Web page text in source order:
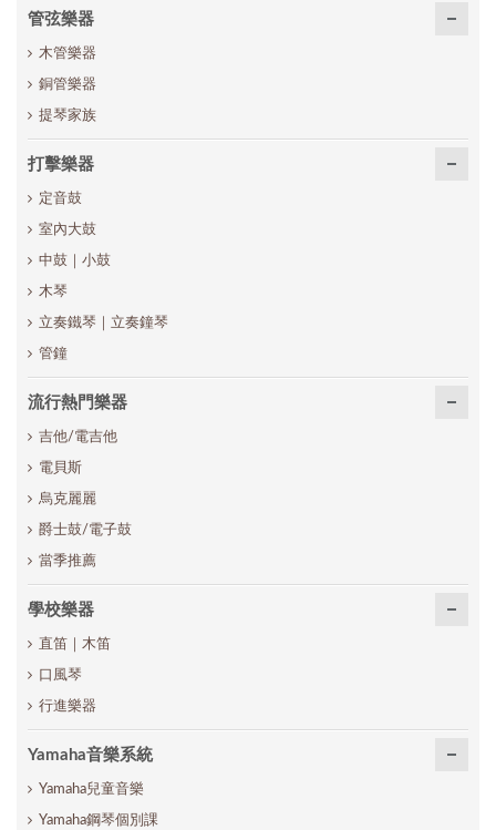
管弦樂器
木管樂器
銅管樂器
提琴家族
打擊樂器
定音鼓
室內大鼓
中鼓｜小鼓
木琴
立奏鐵琴｜立奏鐘琴
管鐘
流行熱門樂器
吉他/電吉他
電貝斯
烏克麗麗
爵士鼓/電子鼓
當季推薦
學校樂器
直笛｜木笛
口風琴
行進樂器
Yamaha音樂系統
Yamaha兒童音樂
Yamaha鋼琴個別課